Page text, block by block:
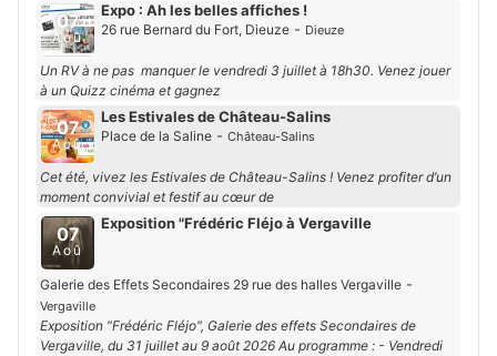
07
Aoû
Expo : Ah les belles affiches !
26 rue Bernard du Fort, Dieuze - Dieuze
Un RV à ne pas manquer le vendredi 3 juillet à 18h30. Venez jouer
à un Quizz cinéma et gagnez
07
Aoû
Les Estivales de Château-Salins
Place de la Saline - Château-Salins
Cet été, vivez les Estivales de Château-Salins ! Venez profiter d’un
moment convivial et festif au cœur de
07
Aoû
Exposition "Frédéric Fléjo à Vergaville
Galerie des Effets Secondaires 29 rue des halles Vergaville -
Vergaville
Exposition "Frédéric Fléjo", Galerie des effets Secondaires de
Vergaville, du 31 juillet au 9 août 2026 Au programme : - Vendredi